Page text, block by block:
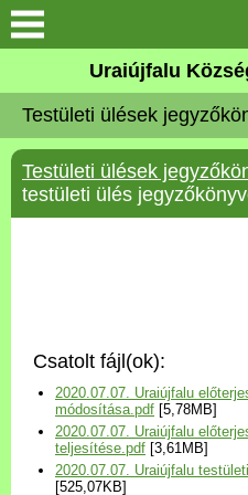
Köszöntő
Elérhetőségek
Uraiújfalu
Választási információk
Versenyképes Járások
Program
Uraiújfalu
Testületi ülések
Testületi ülések
testületi ülés
Csatolt fájl(ok):
2020.07.07. Uraiújfalu
módosítása.pdf [5,78MB]
2020.07.07. Uraiújfalu
teljesítése.pdf [3,61MB]
2020.07.07. Uraiújfalu
[525,07KB]